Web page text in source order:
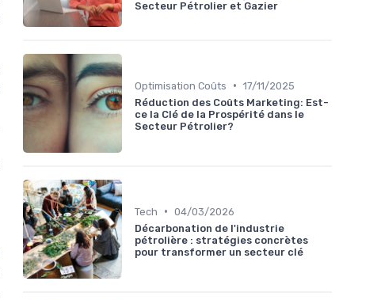
Secteur Pétrolier et Gazier
Optimisation Coûts • 17/11/2025
Réduction des Coûts Marketing: Est-
ce la Clé de la Prospérité dans le
Secteur Pétrolier?
Tech • 04/03/2026
Décarbonation de l'industrie
pétrolière : stratégies concrètes
pour transformer un secteur clé